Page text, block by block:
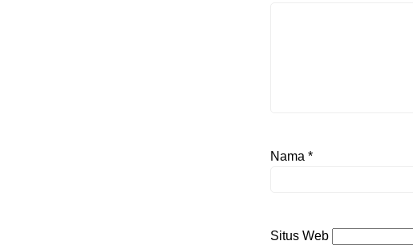
Nama *
Situs Web